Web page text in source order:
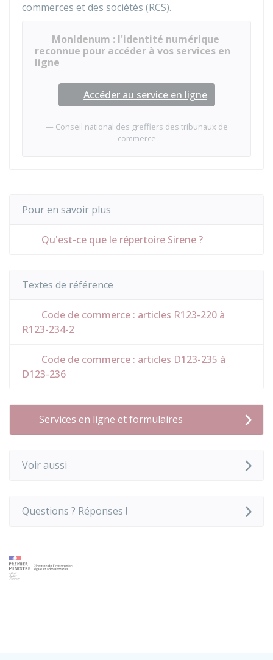
commerces et des sociétés (RCS).
MonIdenum : l'identité numérique
reconnue pour accéder à vos services en
ligne
Accéder au service en ligne
Conseil national des greffiers des tribunaux de
commerce
Pour en savoir plus
Qu'est-ce que le répertoire Sirene ?
Textes de référence
Code de commerce : articles R123-220 à
R123-234-2
Code de commerce : articles D123-235 à
D123-236
Services en ligne et formulaires
Voir aussi
Questions ? Réponses !